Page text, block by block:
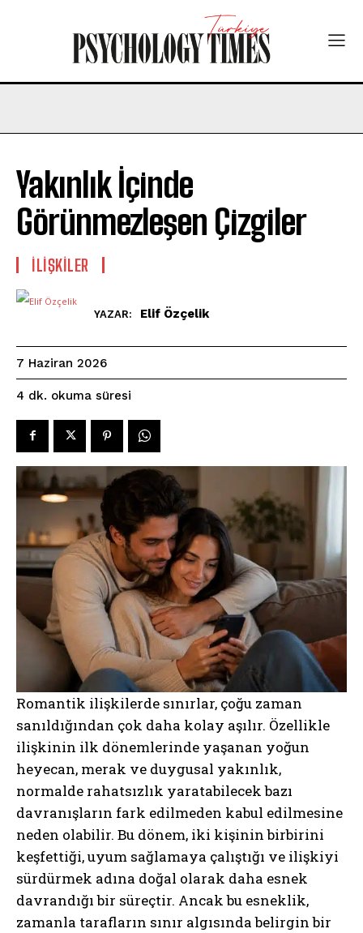
Yakınlık İçinde
Görünmezleşen Çizgiler
İLIŞKILER
YAZAR: Elif Özçelik
7 Haziran 2026
4 dk. okuma süresi
Romantik ilişkilerde sınırlar, çoğu zaman
sanıldığından çok daha kolay aşılır. Özellikle
ilişkinin ilk dönemlerinde yaşanan yoğun
heyecan, merak ve duygusal yakınlık,
normalde rahatsızlık yaratabilecek bazı
davranışların fark edilmeden kabul edilmesine
neden olabilir. Bu dönem, iki kişinin birbirini
keşfettiği, uyum sağlamaya çalıştığı ve ilişkiyi
sürdürmek adına doğal olarak daha esnek
davrandığı bir süreçtir. Ancak bu esneklik,
zamanla tarafların sınır algısında belirgin bir